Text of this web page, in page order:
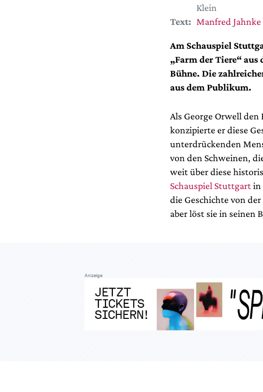
Klein
Text: Manfred Jahnke
Am Schauspiel
„Farm der Tiere“ aus
Bühne. Die
aus dem Publikum.
Als George Orwell den
konzipierte er diese
unterdrückenden
von den Schweinen,
weit über diese
Schauspiel Stuttgartin
die Geschichte von
aber löst sie in seinen
Anzeige